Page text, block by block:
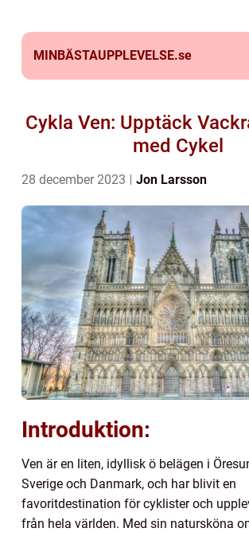
MINBÄSTAUPPLEVELSE.se
Cykla Ven: Upptäck
med Cykel
28 december 2023 Jon Larsson
Introduktion:
Ven är en liten, idyllisk ö belägen i
Sverige och Danmark, och har blivit en
favoritdestination för cyklister och
från hela världen. Med sin natursköna